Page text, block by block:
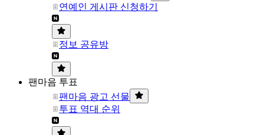
연예인 게시판 신청하기
정보 공유방
팬마음 투표
팬마음 광고 선물
투표 역대 순위